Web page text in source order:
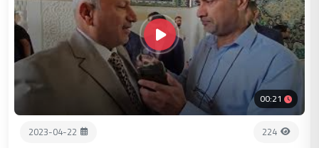
00:21
224
2023-04-22